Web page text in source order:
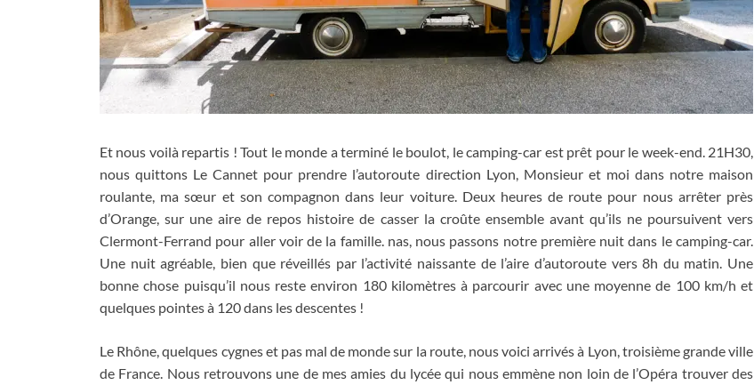
Et nous voilà repartis !Tout le monde a terminé le boulot, le camping-car est prêt pour le week-end. 21H30,
nous quittons Le Cannet pour prendre l’autoroute direction Lyon, Monsieur et moi dans notre maison
roulante, ma sœur et son compagnon dans leur voiture. Deux heures de route pour nous arrêter près
d’Orange,sur une aire de repos histoire de casser la croûte ensemble avant qu’ils ne poursuivent vers
Clermont-Ferrand pour aller voir de la famille. nas, nous passons notre première nuit dans le camping-car.
Une nuit agréable, bien que réveillés par l’activité naissante de l’aire d’autoroute vers 8h du matin. Une
bonne chose puisqu’il nous reste environ 180 kilomètres à parcourir avec une moyenne de 100 km/h et
quelques pointes à 120dans les descentes !
Le Rhône,quelques cygnes et pas mal de monde sur la route, nous voici arrivés à Lyon,troisième grande ville
de France. Nous retrouvons une de mes amies du lycée qui nous emmène non loin de l’Opéra trouver des